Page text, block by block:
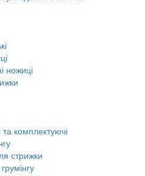
ножиці
комплектуючі
стрижки